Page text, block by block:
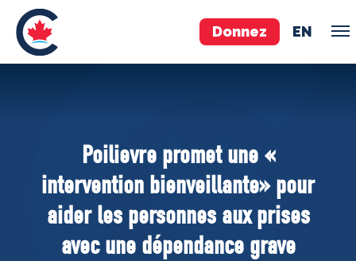
Donnez EN
Pierre Poilievre
Vos députés conservateurs
Cabinet fantôme
Exécutif national
ACÉ
Poilievre promet une «
intervention bienveillante» pour
aider les personnes aux prises
avec une dépendance grave